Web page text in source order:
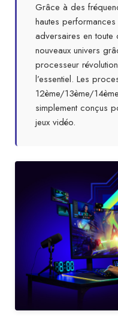
Grâce à des
hautes
adversaires en
nouveaux univers
processeur
l’essentiel. Les
12ème/13ème/
simplement conçus
jeux vidéo.